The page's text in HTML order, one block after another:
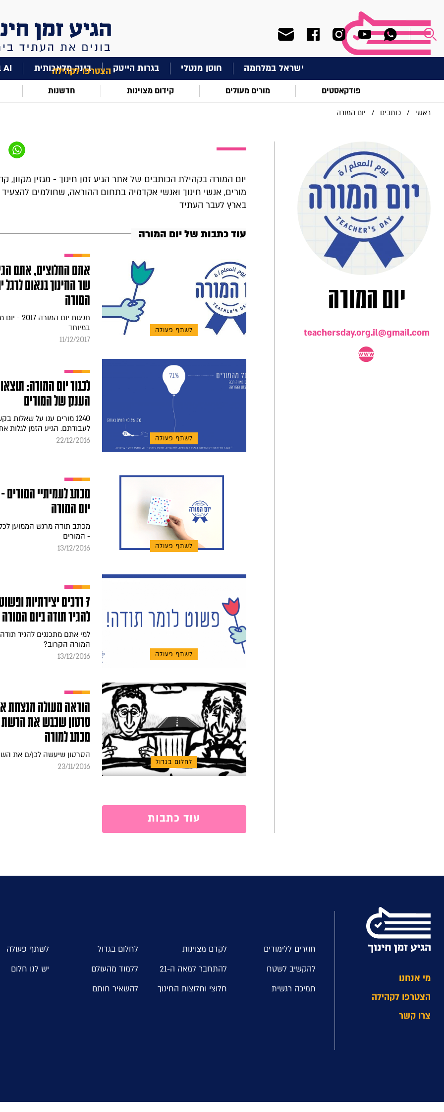
הצטרפו לקהילה ישראל במלחמה חוסן מנטלי בגרות הייטק בינה מלאכותית AI בחינוך
פודקאסטים מורים מעולים קידום מצוינות חדשנות
ראשי / כותבים / יום המורה
יום המורה בקהילת הכותבים של אתר הגיע זמן חינוך - מגזין מקוון,
מורים, אנשי חינוך ואנשי אקדמיה בתחום ההוראה, שחולמים
בארץ לעבר העתיד
עוד כתבות של יום המורה
לשתף פעולה
אתם החלוצים, אתם
שר החינוך בנאום לרגל
המורה
חגיגות יום המורה
במיוחד
11/12/2017
לשתף פעולה
לכבוד יום המורה:
הענק של המורים
1240 מורים ענו על שאלות
לעבודתם. הגיע הזמן לגלות
22/12/2016
לשתף פעולה
מכתב לעמיתיי המורים -
יום המורה
מכתב תודה מרגש הממוען
- המורים
13/12/2016
לשתף פעולה
7 דרכים יצירתיות
להגיד תודה ביום המורה
למי אתם מתכננים להגיד
המורה הקרוב?
13/12/2016
לחלום בגדול
הוראה מעולה מנצחת
סרטון שכבש את
מכתב למורה
הסרטון שיעשה לכן/ם את
23/11/2016
עוד כתבות
יום המורה
teachersday.org.il@gmail.com
מי אנחנו
הצטרפו לקהילה
צרו קשר
חוזרים ללימודים לקדם מצוינות לחלום בגדול
לשתף פעולה
להקשיב לשטח
להתחבר למאה ה-21 ללמוד מהעולם
יש לנו חלום
תמיכה רגשית
חלוצי וחלוצות החינוך להשאיר חותם